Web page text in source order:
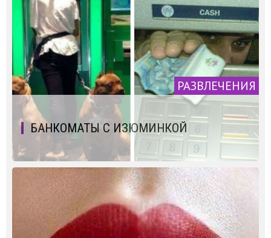
РАЗВЛЕЧЕНИЯ
БАНКОМАТЫ С ИЗЮМИНКОЙ